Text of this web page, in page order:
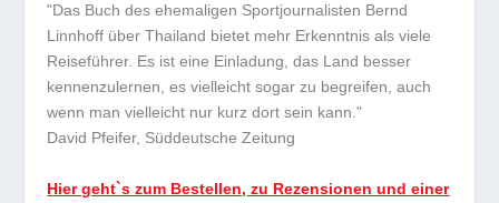
"Das Buch des ehemaligen Sportjournalisten Bernd
Linnhoff über Thailand bietet mehr Erkenntnis als viele
Reiseführer. Es ist eine Einladung, das Land besser
kennenzulernen, es vielleicht sogar zu begreifen, auch
wenn man vielleicht nur kurz dort sein kann."
David Pfeifer, Süddeutsche Zeitung
Hier geht`s zum Bestellen, zu Rezensionen und einer